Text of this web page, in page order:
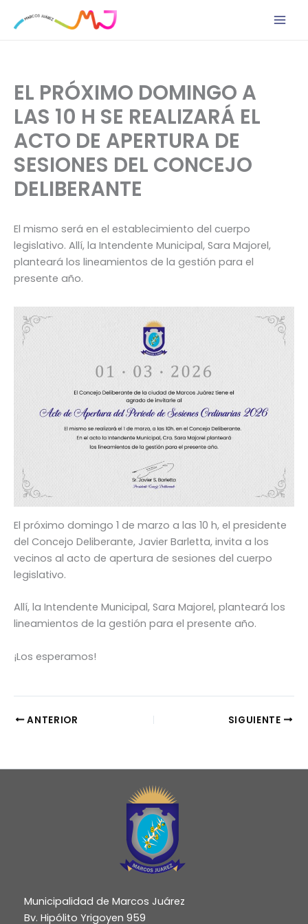
EL PRÓXIMO DOMINGO A
LAS 10 H SE REALIZARÁ EL
ACTO DE APERTURA DE
SESIONES DEL CONCEJO
DELIBERANTE
El mismo será en el establecimiento del cuerpo
legislativo. Allí, la Intendente Municipal, Sara Majorel,
planteará los lineamientos de la gestión para el
presente año.
El próximo domingo 1 de marzo a las 10 h, el presidente
del Concejo Deliberante, Javier Barletta, invita a los
vecinos al acto de apertura de sesiones del cuerpo
legislativo.
Allí, la Intendente Municipal, Sara Majorel, planteará los
lineamientos de la gestión para el presente año.
¡Los esperamos!
ANTERIOR SIGUIENTE
Municipalidad de Marcos Juárez
Bv. Hipólito Yrigoyen 959